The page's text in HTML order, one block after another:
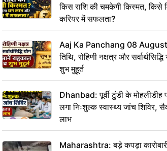
किस राशि की चमकेगी किस्मत, किसे
करियर में सफलता?
Aaj Ka Panchang 08
तिथि, रोहिणी नक्षत्र और
शुभ मुहूर्त
Dhanbad: पूर्वी टुंडी के मोहलीडीह
लगा निःशुल्क स्वास्थ्य जांच शिविर,
लाभ
Maharashtra: बड़े कपड़ा